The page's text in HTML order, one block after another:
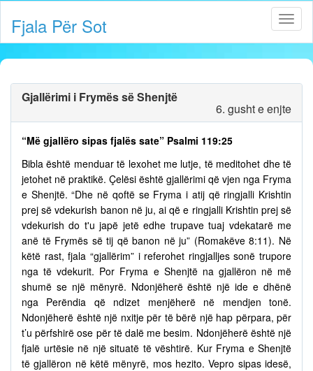
Fjala Për Sot
Gjallërimi i Frymës së Shenjtë
6. gusht e enjte
“Më gjallëro sipas fjalës sate” Psalmi 119:25
Bibla është menduar të lexohet me lutje, të meditohet dhe të
jetohet në praktikë. Çelësi është gjallërimi që vjen nga Fryma
e Shenjtë. “Dhe në qoftë se Fryma i atij që ringjalli Krishtin
prej së vdekurish banon në ju, ai që e ringjalli Krishtin prej së
vdekurish do t'u japë jetë edhe trupave tuaj vdekatarë me
anë të Frymës së tij që banon në ju” (Romakëve 8:11). Në
këtë rast, fjala “gjallërim” i referohet ringjalljes sonë trupore
nga të vdekurit. Por Fryma e Shenjtë na gjallëron në më
shumë se një mënyrë. Ndonjëherë është një ide e dhënë
nga Perëndia që ndizet menjëherë në mendjen tonë.
Ndonjëherë është një nxitje për të bërë një hap përpara, për
t’u përfshirë ose për të dalë me besim. Ndonjëherë është një
fjalë urtësie në një situatë të vështirë. Kur Fryma e Shenjtë
të gjallëron në këtë mënyrë, mos hezito. Vepro sipas idesë,